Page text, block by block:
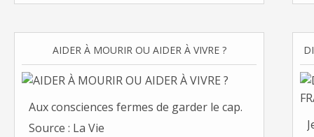
AIDER À MOURIR OU AIDER À VIVRE ?
Aux consciences fermes de garder le cap.
Source : La Vie